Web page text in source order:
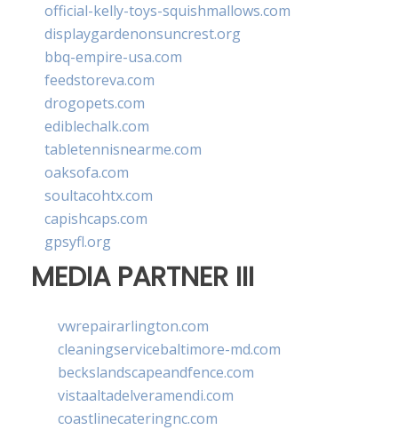
official-kelly-toys-squishmallows.com
displaygardenonsuncrest.org
bbq-empire-usa.com
feedstoreva.com
drogopets.com
ediblechalk.com
tabletennisnearme.com
oaksofa.com
soultacohtx.com
capishcaps.com
gpsyfl.org
MEDIA PARTNER III
vwrepairarlington.com
cleaningservicebaltimore-md.com
beckslandscapeandfence.com
vistaaltadelveramendi.com
coastlinecateringnc.com